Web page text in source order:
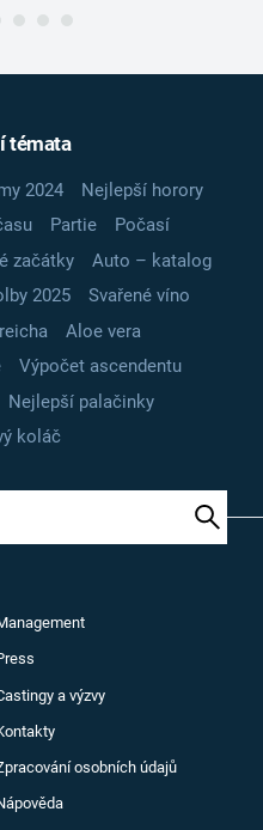
témata
2024
Nejlepší horory
Partie
Počasí
začátky
Auto – katalog
2025
Svařené víno
Aloe vera
Výpočet ascendentu
Nejlepší palačinky
koláč
a výzvy
osobních údajů